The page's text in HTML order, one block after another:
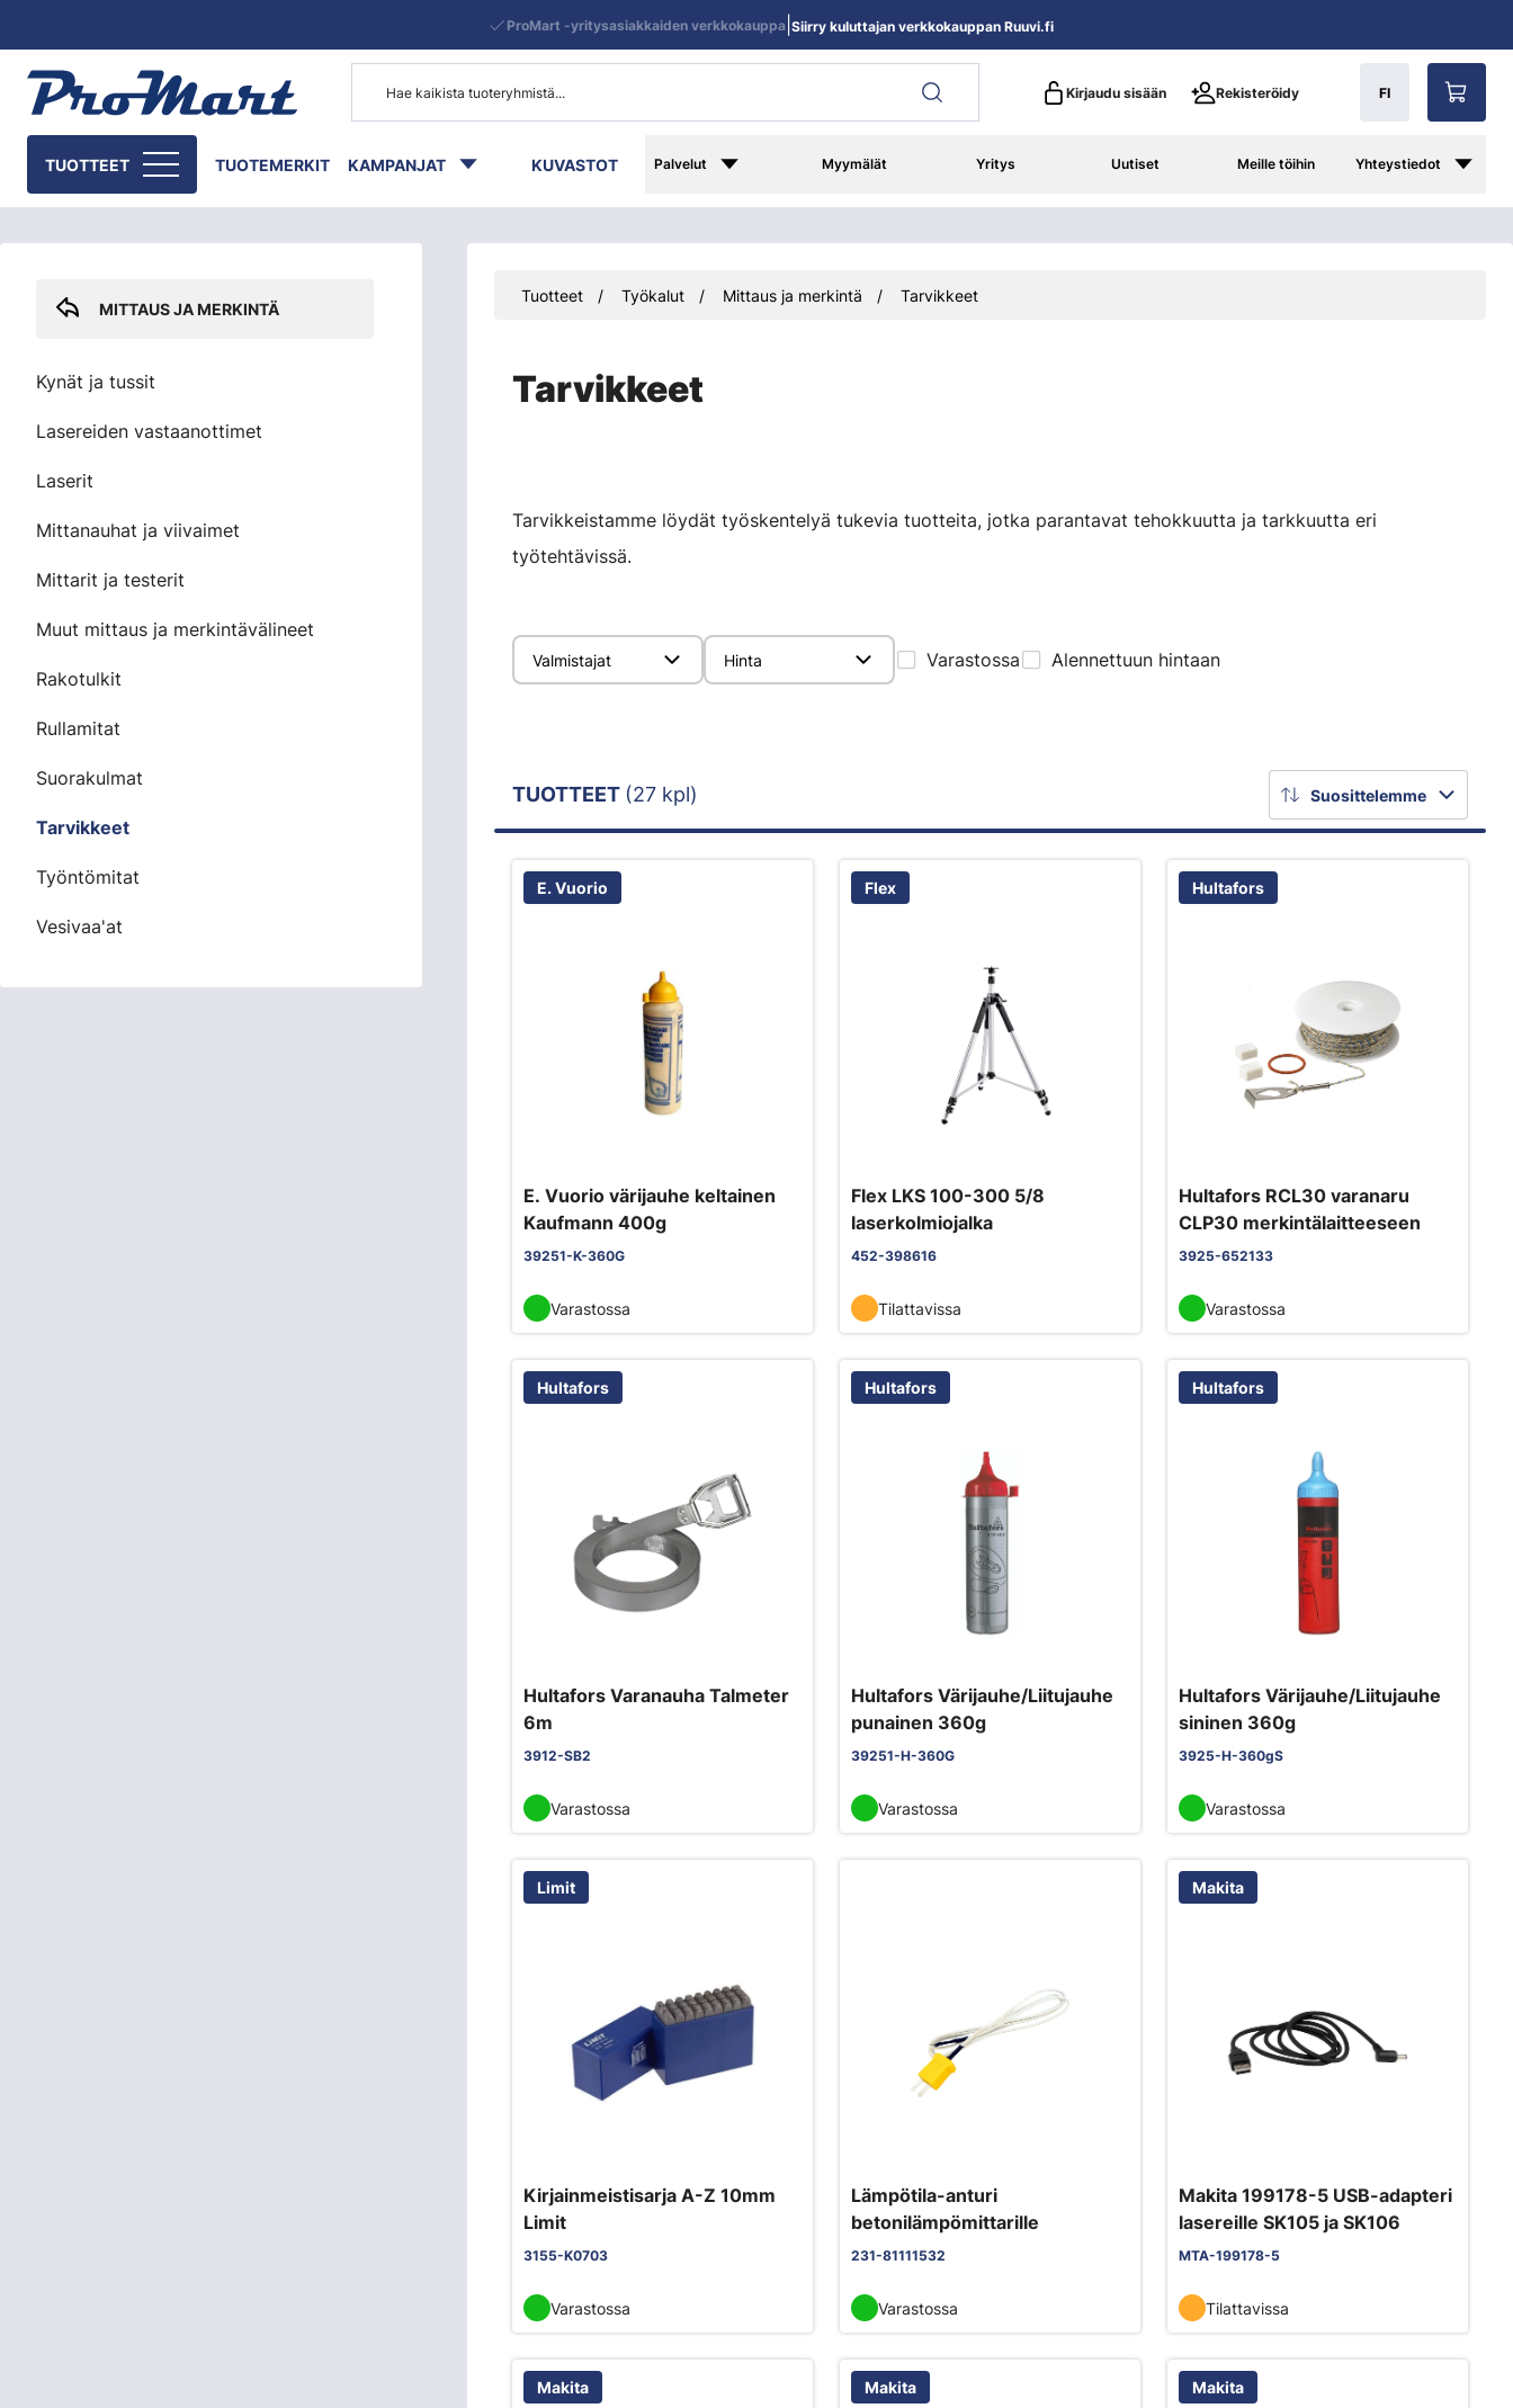
Kirjaudu sisään Rekisteröidy FI
TUOTTEET TUOTEMERKIT KAMPANJAT KUVASTOT Palvelut Myymälät Yritys Uutiset Meille töihin Yhteystiedot
ProMart -yritysasiakkaiden verkkokauppa| Siirry kuluttajan verkkokauppan Ruuvi.fi
Tuotteet Työkalut Mittaus ja merkintä Tarvikkeet
Tarvikkeet
Tarvikkeistamme löydät työskentelyä tukevia tuotteita, jotka parantavat tehokkuutta ja tarkkuutta eri
työtehtävissä.
Valmistajat Hinta Varastossa Alennettuun hintaan
Suosittelemme
TUOTTEET (27 kpl)
E. Vuorio
E. Vuorio värijauhe keltainen
Kaufmann 400g
39251-K-360G
Varastossa
Flex
Flex LKS 100-300 5/8
laserkolmiojalka
452-398616
Tilattavissa
Hultafors
Hultafors RCL30 varanaru
CLP30 merkintälaitteeseen
3925-652133
Varastossa
Hultafors
Hultafors Varanauha Talmeter
6m
3912-SB2
Varastossa
Hultafors
Hultafors Värijauhe/Liitujauhe
punainen 360g
39251-H-360G
Varastossa
Hultafors
Hultafors Värijauhe/Liitujauhe
sininen 360g
3925-H-360gS
Varastossa
Limit
Kirjainmeistisarja A-Z 10mm
Limit
3155-K0703
Varastossa
Lämpötila-anturi
betonilämpömittarille
231-81111532
Varastossa
Makita
Makita 199178-5 USB-adapteri
lasereille SK105 ja SK106
MTA-199178-5
Tilattavissa
Makita Makita Makita
MITTAUS JA MERKINTÄ
Kynät ja tussit
Lasereiden vastaanottimet
Laserit
Mittanauhat ja viivaimet
Mittarit ja testerit
Muut mittaus ja merkintävälineet
Rakotulkit
Rullamitat
Suorakulmat
Tarvikkeet
Työntömitat
Vesivaa'at